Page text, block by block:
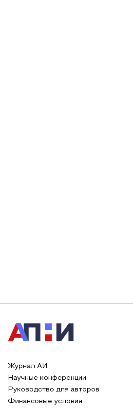
Журнал АИ
Научные конференции
Руководство для авторов
Финансовые условия